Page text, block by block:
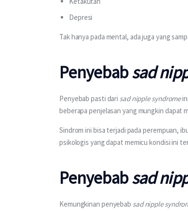
Depresi
Tak hanya pada mental, ada juga yang
Penyebabsad
Penyebab pasti dari sad nipple syndrome
beberapa penjelasan yang mungkin dapat
Sindrom ini bisa terjadi pada perempuan,
psikologis yang dapat memicu kondisi ini
Penyebabsad
Kemungkinan penyebab sad nipple